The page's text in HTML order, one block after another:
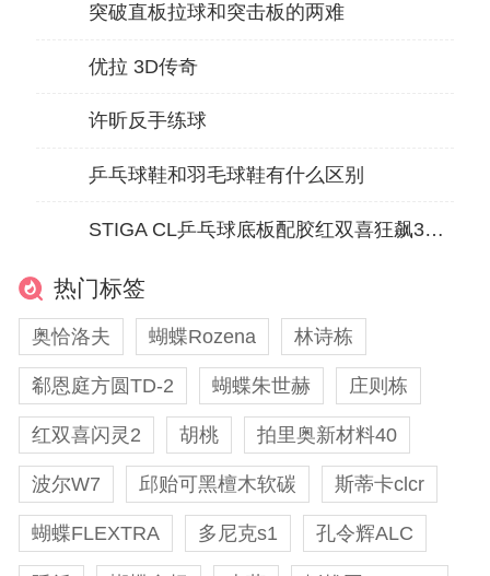
突破直板拉球和突击板的两难
优拉 3D传奇
许昕反手练球
乒乓球鞋和羽毛球鞋有什么区别
STIGA CL乒乓球底板配胶红双喜狂飙3+双鱼1615飓风长胶试打评测
热门标签
奥恰洛夫 蝴蝶Rozena 林诗栋
郗恩庭方圆TD-2 蝴蝶朱世赫 庄则栋
红双喜闪灵2 胡桃 拍里奥新材料40
波尔W7 邱贻可黑檀木软碳 斯蒂卡clcr
蝴蝶FLEXTRA 多尼克s1 孔令辉ALC